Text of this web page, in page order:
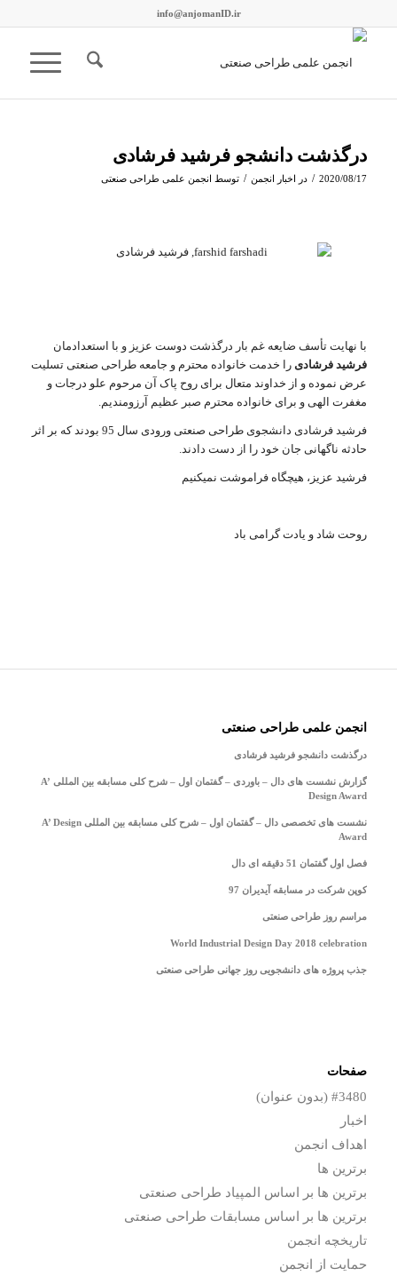
info@anjomanID.ir
درگذشت دانشجو فرشید فرشادی
2020/08/17
/ در اخبار انجمن / توسط انجمن علمی طراحی صنعتی
با نهایت تأسف ضایعه غم بار درگذشت دوست عزیز و با استعدادمان
فرشید فرشادی را خدمت خانواده محترم و جامعه طراحی صنعتی تسلیت
عرض نموده و از خداوند متعال برای روح پاک آن مرحوم علو درجات و
مغفرت الهی و برای خانواده محترم صبر عظیم آرزومندیم.
فرشید فرشادی دانشجوی طراحی صنعتی ورودی سال 95 بودند که بر اثر
حادثه ناگهانی جان خود را از دست دادند.
فرشید عزیز، هیچگاه فراموشت نمیکنیم
روحت شاد و یادت گرامی باد
انجمن علمی طراحی صنعتی
درگذشت دانشجو فرشید فرشادی
گزارش نشست های دال – باوردی – گفتمان اول – شرح کلی مسابقه بین المللی A’
Design Award
نشست های تخصصی دال – گفتمان اول – شرح کلی مسابقه بین المللی A’ Design
Award
فصل اول گفتمان 51 دقیقه ای دال
کوپن شرکت در مسابقه آیدیران 97
مراسم روز طراحی صنعتی
World Industrial Design Day 2018 celebration
جذب پروژه های دانشجویی روز جهانی طراحی صنعتی
صفحات
#3480 (بدون عنوان)
اخبار
اهداف انجمن
برترین ها
برترین ها بر اساس المپیاد طراحی صنعتی
برترین ها بر اساس مسابقات طراحی صنعتی
تاریخچه انجمن
حمایت از انجمن